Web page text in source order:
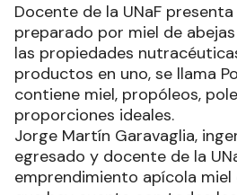
Docente de la UNaF
preparado por miel de
las propiedades
productos en uno, se llama
contiene miel, propóleos,
proporciones ideales.
Jorge Martín Garavaglia,
egresado y docente de la
emprendimiento apícola miel